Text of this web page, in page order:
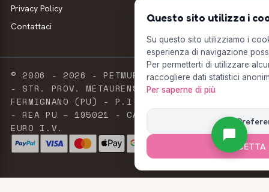
Privacy Policy
Contattaci
© 2006 - 2026 - PETMUFFIN - MILLSTORE SRL
- STR. PROV. METAURENSE, 20 - 61033
FERMIGNANO (PU) - P.I. E C.F. 02603420411
- REA PU – 195021 - CAPITALE SOCIALE 2.500
EURO I.V.
Questo sito utilizza i
Su questo sito utilizziamo i
esperienza di navigazione
Per permetterti di utilizzare
raccogliere dati statistici
Per saperne di più